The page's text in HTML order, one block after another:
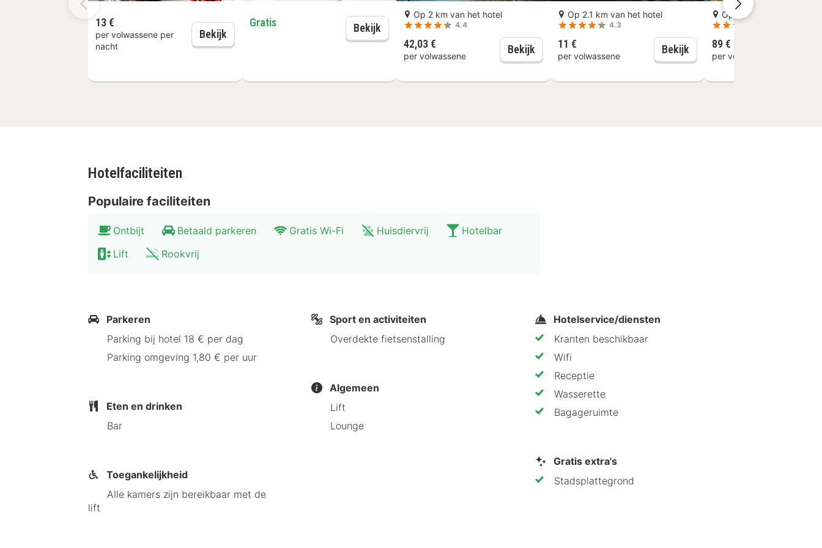
Op 2 km van het hotel
4.4
42,03 €
per volwassene
Bekijk Gent: wandeltour met een local
13 €
per volwassene per
nacht
Bekijk
Op 2.1 km van het hotel
4.3
11 €
per volwassene
Bekijk Gent: historische rondvaart
Op 2.2 km van het hotel
89 €
per volwassene
Gratis Bekijk Late check-out 1 uur langer
Hotelfaciliteiten
Populaire faciliteiten
Ontbijt Betaald parkeren Gratis Wi-Fi Huisdiervrij
Hotelbar
Lift
Rookvrij
Parkeren
Parking bij hotel 18 € per dag
Parking omgeving 1,80 € per uur
Eten en drinken
Bar
Toegankelijkheid
lift
Sport en activiteiten
Overdekte fietsenstalling
Algemeen
Lift
Lounge
Hotelservice/diensten
Kranten beschikbaar
Wifi
Receptie
Wasserette
Bagageruimte
Gratis extra's
Stadsplattegrond